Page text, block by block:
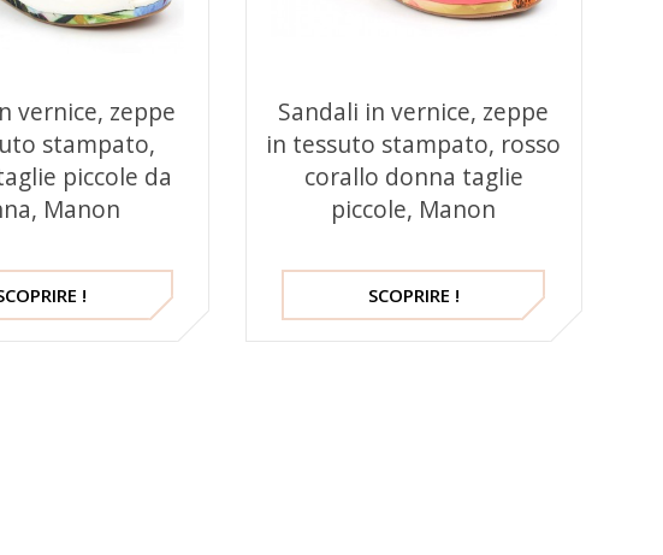
vernice, zeppe
stampato,
piccole da
Manon
!
Sandali in vernice, zeppe
in tessuto stampato, rosso
corallo donna taglie
piccole, Manon
SCOPRIRE !